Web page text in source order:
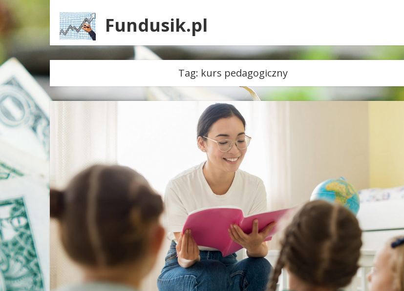
Fundusik.pl
Tag: kurs pedagogiczny